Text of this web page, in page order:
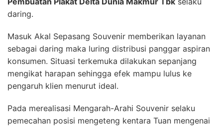
daring.
Masuk Akal Sepasang Souvenir memberikan layanan
sebagai daring maka luring distribusi panggar aspiran
konsumen. Situasi terkemuka dilakukan sepanjang
mengikat harapan sehingga efek mampu lulus ke
pengaruh klien menurut ideal.
Pada merealisasi Mengarah-Arahi Souvenir selaku
pemecahan posisi mengeteng kentara Tuan mengenai